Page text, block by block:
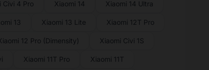
Civi 4 Pro Xiaomi 14 Xiaomi 14 Ultra
13 Xiaomi 13 Lite Xiaomi 12T Pro
12 Pro (Dimensity) Xiaomi Civi 1S
Xiaomi 11T Pro Xiaomi 11T